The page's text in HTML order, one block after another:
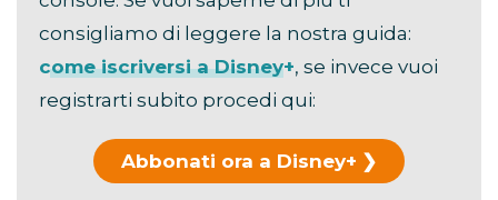
consigliamo di leggere la nostra guida:
come iscriversi a Disney+, se invece vuoi
registrarti subito procedi qui:
Abbonati ora a Disney+